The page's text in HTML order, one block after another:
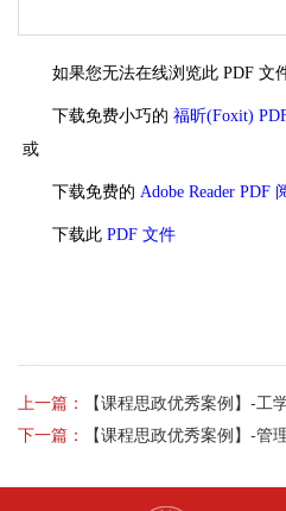
如果您无法在线浏览此 PDF 文
下载免费小巧的 福昕(Foxit)
或
下载免费的 Adobe Reader PDF
下载此 PDF 文件
上一篇：
【课程思政优秀案例】-工
下一篇：
【课程思政优秀案例】-管